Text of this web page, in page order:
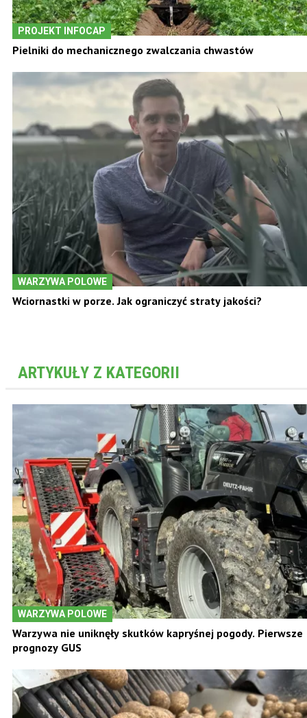
PROJEKT INFOCAP
Pielniki do mechanicznego zwalczania chwastów
WARZYWA POLOWE
Wciornastki w porze. Jak ograniczyć straty jakości?
ARTYKUŁY Z KATEGORII
WARZYWA POLOWE
Warzywa nie uniknęły skutków kapryśnej pogody. Pierwsze
prognozy GUS